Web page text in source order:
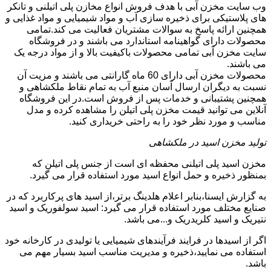
وب سایت مخزن آبی با هدف فروش انواع مخازن پلی اتیلنی و تانکر
های پلاستیکی برای ذخیره سازی آب و مواد شیمیایی و مواد غذایی و
همچنین ارائه پاسخ به سوالات مشتریان فعالیت می کند.تمامی
محصولات دارای گواهینامه استاندارد می باشند و در فروشگاه
سایت مخزن آبی تمامی محصولات باکیفیت بالا و از مواد درجه یک
می باشند.
محصولات مخزن آبی دارای 60 ماه گارانتی می باشند و مزیت آن
نسبت به دیگران ارسال آسان منبع آب به تمام نقاط ملکشاهی و
همچنین پشتیبانی و خدمات پس از فروش است.در این فروشگاه
آنلاین می توانید قیمت مخزن پلی اتیلن را مشاهده کرده و مدل
مناسب و مورد نظر خود را به راحتی خریداری کنید.
تولید مخزن اسید در ملکشاهی
مخزن اسید پلی اتیلنی محفظه ای است از جنس پلی اتیلن که
بمنظور ذخیره و حمل انواع اسید مورد استفاده قرار می گیرد.
به گزارش ایسنا،بنابر اعلام هلدینگ برتر،از اسید های پرکاربرد که در
صنایع مختلف مورد استفاده قرار می گیرد: اسید سولفوریک و اسید
نتیریک و اسید کلریدریک و...می باشد.
اگر از اسیدها در فرایند فرآیندهای شیمیایی یا تولیدی در کارخانه خود
استفاده می نمایید،ذخیره و مدیریت مناسب اسید بسیار مهم می
باشد.